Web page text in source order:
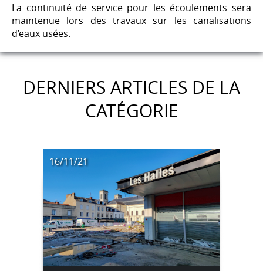
La continuité de service pour les écoulements sera
maintenue lors des travaux sur les canalisations
d’eaux usées.
DERNIERS ARTICLES DE LA
CATÉGORIE
16/11/21